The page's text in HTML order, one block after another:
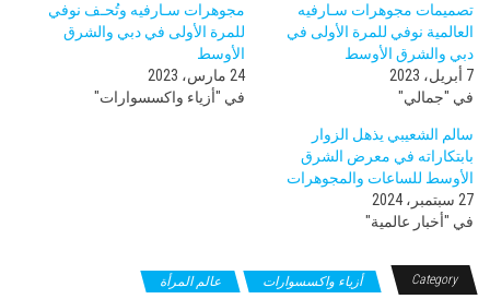
تصميمات مجوهرات سـارفيه
العالمية نوفي للمرة الأولى في
دبي والشرق الأوسط
7 أبريل، 2023
في "جمالي"
مجوهرات سـارفيه وتُحـف نوفي
للمرة الأولى في دبي والشرق
الأوسط
24 مارس، 2023
في "أزياء واكسسوارات"
سالم الشعيبي يذهل الزوار
بابتكاراته في معرض الشرق
الأوسط للساعات والمجوهرات
27 سبتمبر، 2024
في "أخبار عالمية"
Category أزياء واكسسوارات عالم المرأة